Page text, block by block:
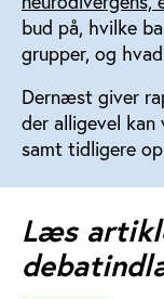
bud på, hvilke
grupper, og
Dernæst giver
der alligevel
samt tidligere
Læs